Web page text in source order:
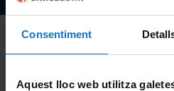
Consentiment
Aquest lloc web utilitza
Ordenar